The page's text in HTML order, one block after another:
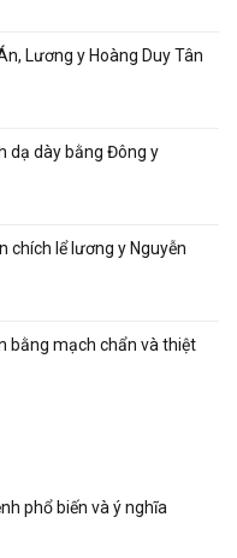
Lương y Hoàng Duy Tân
dạ dày bằng Đông y
chích lể lương y Nguyễn
bằng mạch chẩn và thiệt
phổ biến và ý nghĩa